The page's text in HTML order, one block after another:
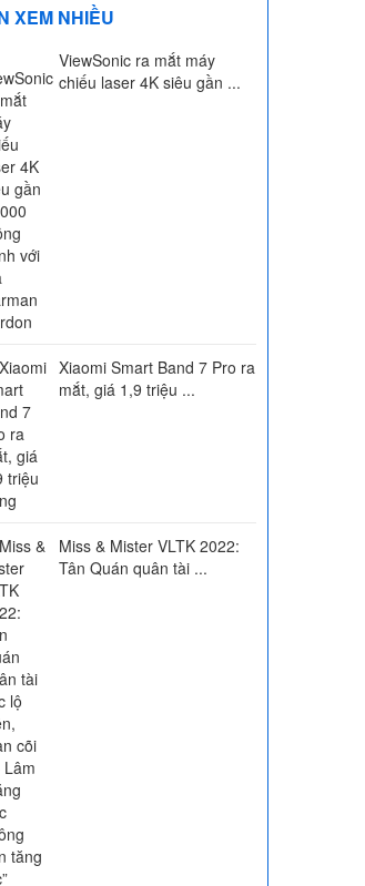
XEM NHIỀU
ViewSonic ra mắt máy
chiếu laser 4K siêu gần ...
Xiaomi Smart Band 7 Pro ra
mắt, giá 1,9 triệu ...
Miss & Mister VLTK 2022:
Tân Quán quân tài ...